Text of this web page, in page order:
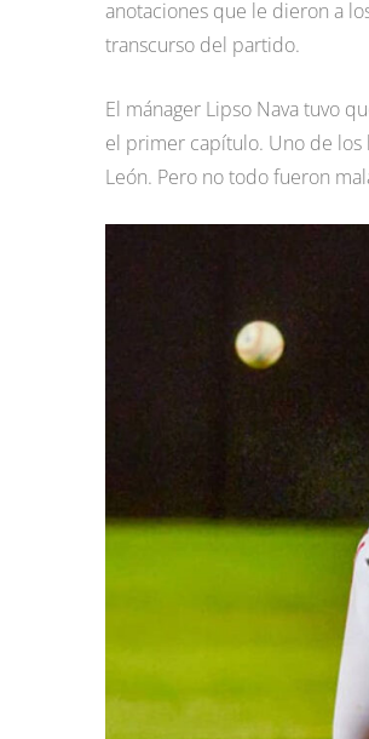
anotaciones que le dieron a
transcurso del partido.
El mánager Lipso Nava tuvo
el primer capítulo. Uno de
León. Pero no todo fueron